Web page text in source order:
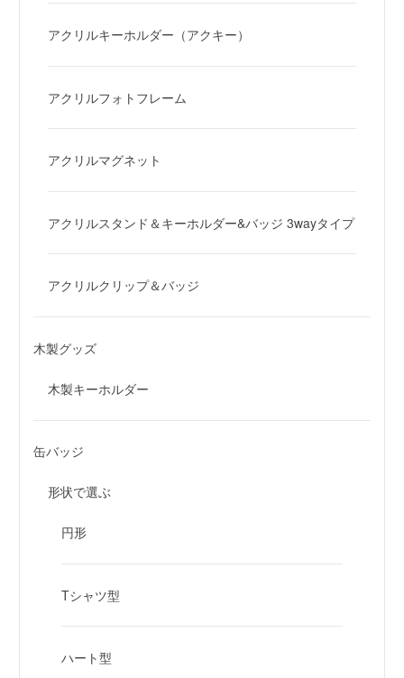
アクリルキーホルダー（アクキー）
アクリルフォトフレーム
アクリルマグネット
アクリルスタンド＆キーホルダー&バッジ 3wayタイプ
アクリルクリップ＆バッジ
木製グッズ
木製キーホルダー
缶バッジ
形状で選ぶ
円形
Tシャツ型
ハート型